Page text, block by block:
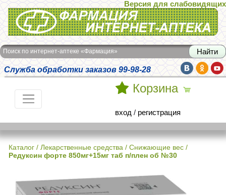
Интернет-аптека Фармация
Версия для слабовидящих
Поиск по интернет-аптеке «Фармация»
Служба обработки заказов 99-98-28
Корзина
вход / регистрация
Каталог / Лекарственные средства / Снижающие вес /
Редуксин форте 850мг+15мг таб п/плен об №30